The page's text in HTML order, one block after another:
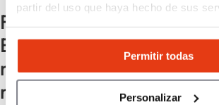
partir del uso que haya hecho de sus
Permitir todas
Personalizar
Franquicias de
España en 2026:
modelos de negocio y
rentables